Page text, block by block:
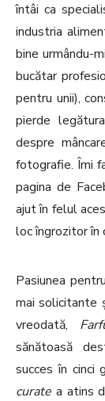
întâi ca
industria
bine urmându-
bucătar
pentru unii),
pierde
despre
fotografie. Îmi
pagina de
ajut în felul
loc îngrozitor în
Pasiunea
mai solicitante
vreodată,
sănătoasă
succes în cinci
curate a atins